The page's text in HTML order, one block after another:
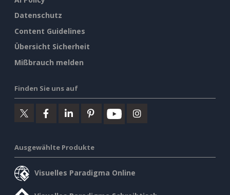
Datenschutz
Content Guidelines
Übersicht Sicherheit
Mißbrauch melden
Finden Sie uns auf
Ausgewählte Produkte
Visuelles Paradigma Online